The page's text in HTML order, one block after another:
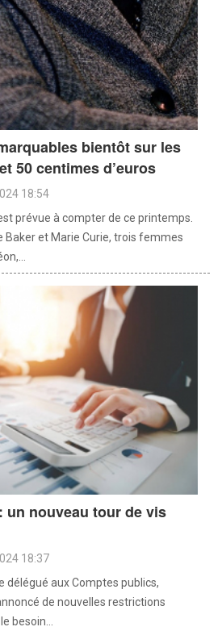
bientôt sur les
50 centimes d’euros
18:54
prévue à compter de ce printemps.
Baker et Marie Curie, trois femmes
un nouveau tour de vis
18:37
délégué aux Comptes publics,
de nouvelles restrictions
besoin...